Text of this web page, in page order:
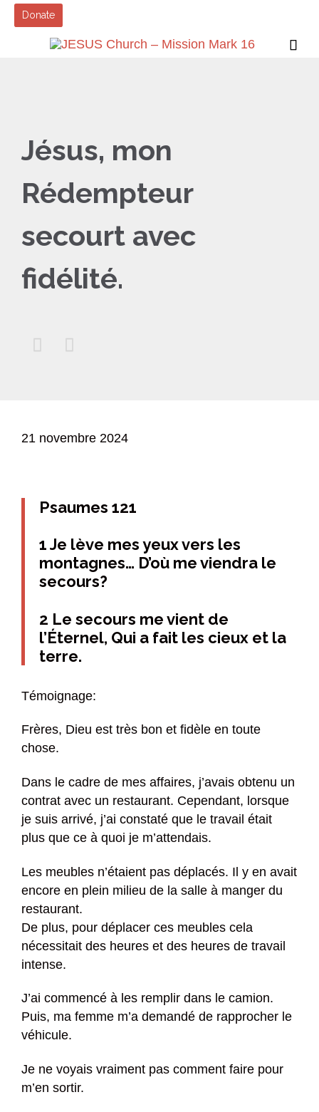
Donate

Jésus, mon
Rédempteur
secourt avec
fidélité.
 
21 novembre 2024
Psaumes 121
1 Je lève mes yeux vers les
montagnes… D’où me viendra le
secours?
2 Le secours me vient de
l’Éternel, Qui a fait les cieux et la
terre.
Témoignage:
Frères, Dieu est très bon et fidèle en toute
chose.
Dans le cadre de mes affaires, j’avais obtenu un
contrat avec un restaurant. Cependant, lorsque
je suis arrivé, j’ai constaté que le travail était
plus que ce à quoi je m’attendais.
Les meubles n’étaient pas déplacés. Il y en avait
encore en plein milieu de la salle à manger du
restaurant.
De plus, pour déplacer ces meubles cela
nécessitait des heures et des heures de travail
intense.
J’ai commencé à les remplir dans le camion.
Puis, ma femme m’a demandé de rapprocher le
véhicule.
Je ne voyais vraiment pas comment faire pour
m’en sortir.